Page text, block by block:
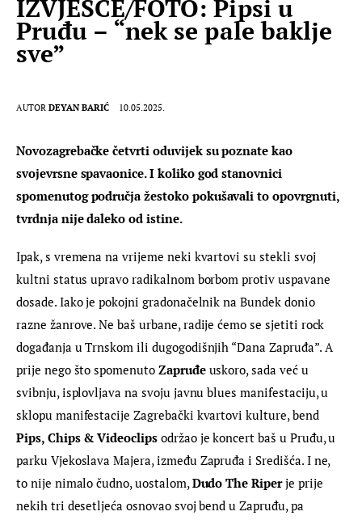
IZVJEŠĆE/FOTO: Pipsi u
Pruđu – “nek se pale baklje
sve”
AUTOR DEYAN BARIĆ 10.05.2025.
Novozagrebačke četvrti oduvijek su poznate kao
svojevrsne spavaonice. I koliko god stanovnici
spomenutog područja žestoko pokušavali to opovrgnuti,
tvrdnja nije daleko od istine.
Ipak, s vremena na vrijeme neki kvartovi su stekli svoj
kultni status upravo radikalnom borbom protiv uspavane
dosade. Iako je pokojni gradonačelnik na Bundek donio
razne žanrove. Ne baš urbane, radije ćemo se sjetiti rock
događanja u Trnskom ili dugogodišnjih “Dana Zapruđa”. A
prije nego što spomenuto Zapruđe uskoro, sada već u
svibnju, isplovljava na svoju javnu blues manifestaciju, u
sklopu manifestacije Zagrebački kvartovi kulture, bend
Pips, Chips & Videoclips održao je koncert baš u Pruđu, u
parku Vjekoslava Majera, između Zapruđa i Središća. I ne,
to nije nimalo čudno, uostalom, Dudo The Riper je prije
nekih tri desetljeća osnovao svoj bend u Zapruđu, pa